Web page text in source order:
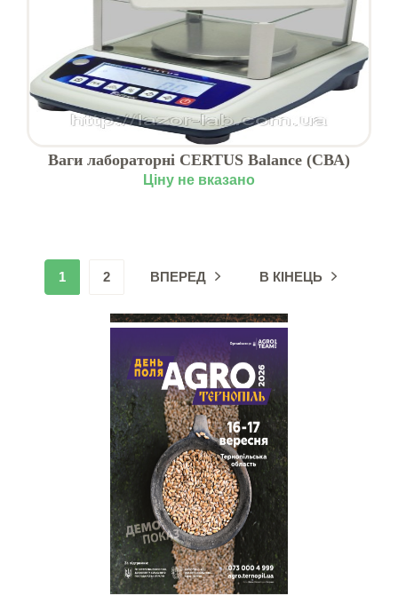
Ваги лабораторні CERTUS Balance (СВА)
Ціну не вказано
1 2 ВПЕРЕД В КІНЕЦЬ